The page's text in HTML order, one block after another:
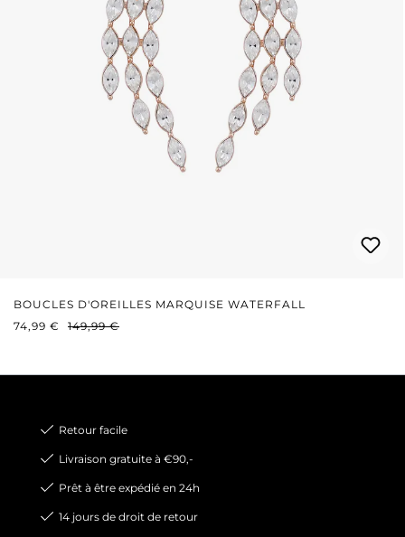
BOUCLES D'OREILLES MARQUISE WATERFALL
PRIX DE VENTE :
74,99 € PRIX RÉGULIER :
149,99 €
Retour facile
Livraison gratuite à €90,-
Prêt à être expédié en 24h
14 jours de droit de retour